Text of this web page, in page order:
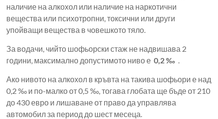
наличие на алкохол или наличие на наркотични
вещества или психотропни, токсични или други
упойващи вещества в човешкото тяло.
За водачи, чийто шофьорски стаж не надвишава 2
години, максимално допустимото ниво е0,2 ‰ .
Ако нивото на алкохол в кръвта на такива шофьори е над
0,2 ‰ и по-малко от 0,5 ‰, тогава глобата ще бъде от 210
до 430 евро и лишаване от право да управлява
автомобил за период до шест месеца.